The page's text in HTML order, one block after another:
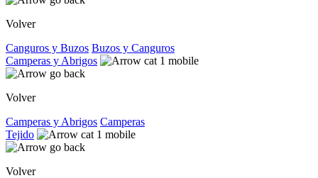
Volver
Canguros y Buzos Buzos y Canguros
Camperas y Abrigos
Volver
Camperas y Abrigos Camperas
Tejido
Volver